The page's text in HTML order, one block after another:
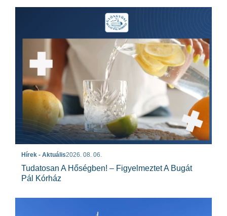
Hírek - Aktuális2026. 08. 06.
Tudatosan A Hőségben! – Figyelmeztet A Bugát
Pál Kórház